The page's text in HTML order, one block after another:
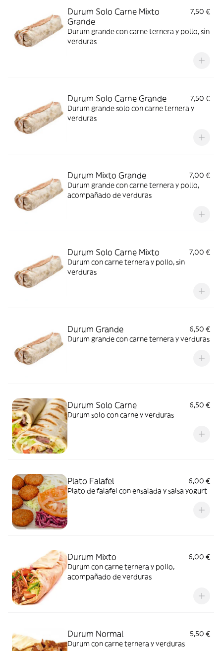
Durum Solo Carne Mixto
Grande
7,50 €
Durum grande con carne ternera y pollo, sin
verduras
Durum Solo Carne Grande
7,50 €
Durum grande solo con carne ternera y
verduras
Durum Mixto Grande
7,00 €
Durum grande con carne ternera y pollo,
acompañado de verduras
Durum Solo Carne Mixto
7,00 €
Durum con carne ternera y pollo, sin
verduras
Durum Grande
6,50 €
Durum grande con carne ternera y verduras
Durum Solo Carne
6,50 €
Durum solo con carne y verduras
Plato Falafel
6,00 €
Plato de falafel con ensalada y salsa yogurt
Durum Mixto
6,00 €
Durum con carne ternera y pollo,
acompañado de verduras
Durum Normal
5,50 €
Durum con carne ternera y verduras